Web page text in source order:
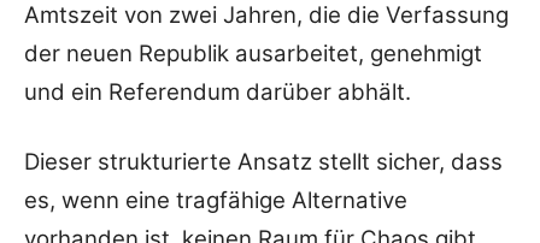
Amtszeit von zwei Jahren, die die Verfassung
der neuen Republik ausarbeitet, genehmigt
und ein Referendum darüber abhält.
Dieser strukturierte Ansatz stellt sicher, dass
es, wenn eine tragfähige Alternative